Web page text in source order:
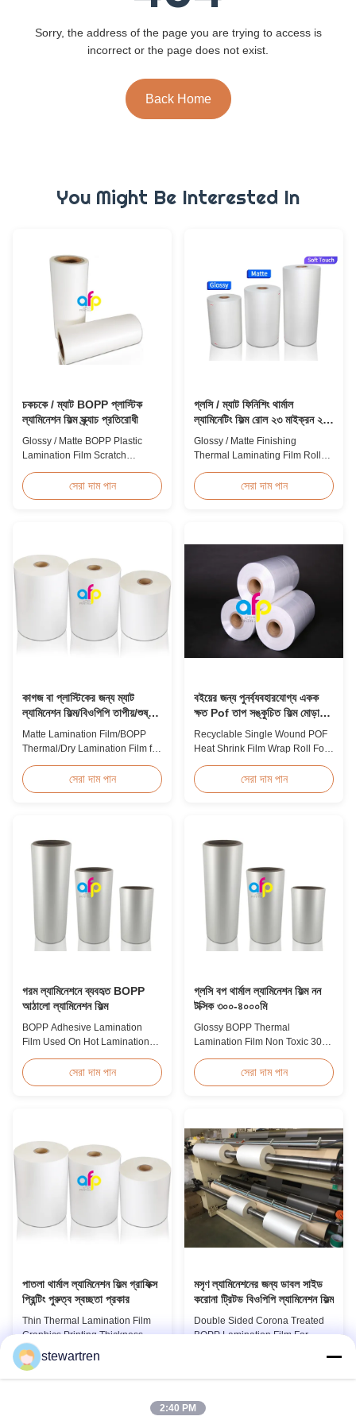
Sorry, the address of the page you are trying to access is
incorrect or the page does not exist.
Back Home
You Might Be Interested In
চকচকে / ম্যাট BOPP প্লাস্টিক
ল্যামিনেশন ফিল্ম স্ক্র্যাচ প্রতিরোধী
Glossy / Matte BOPP Plastic
Lamination Film Scratch
Plastic Lamination Film Scratch
Resistant Film Product
1000mm Thickness 24micron -
32micron Roll Length 300m -
4000m Core Size 1 inch ...
সেরা দাম পান
গ্লসি / ম্যাট ফিনিশিং থার্মাল
ল্যামিনেটিং ফিল্ম রোল ২৩ মাইক্রন ২৫
মাইক্রন
Glossy / Matte Finishing
Thermal Laminating Film Roll
Thermal Laminating Film Roll
Thermal Laminating Film Roll is
machines. Available in two
finishings: Glossy (also called
সেরা দাম পান
কাগজ বা প্লাস্টিকের জন্য ম্যাট
ল্যামিনেশন ফিল্ম/বিওপিপি তাপীয়/শুষ্ক
ল্যামিনেশন ফিল্ম
Matte Lamination Film/BOPP
Thermal/Dry Lamination Film for
Lamination Film/BOPP
Thermal/Dry Lamination Film for
42dynes Excellent Performance
at UV Spot and Hot Stamping!
FDA PASSED What is BOPP ...
সেরা দাম পান
বইয়ের জন্য পুনর্ব্যবহারযোগ্য একক
ক্ষত Pof তাপ সঙ্কুচিত ফিল্ম মোড়ানো
রোল
Recyclable Single Wound POF
Heat Shrink Film Wrap Roll For
Polyolefin POF Heat Shrink
Wrap Film is the most widely
tamper-evident. This clear,
elastic film with smooth texture
is composed ...
সেরা দাম পান
গরম ল্যামিনেশনে ব্যবহৃত BOPP
আঠালো ল্যামিনেশন ফিল্ম
BOPP Adhesive Lamination
Film Used On Hot Lamination
suitable for various printing
methods, particularly offset
polypropylene) serves as the
base film produced through
extrusion coating ...
সেরা দাম পান
গ্লসি বপ থার্মাল ল্যামিনেশন ফিল্ম নন
টক্সিক ৩০০-৪০০০মি
Glossy BOPP Thermal
Lamination Film Non Toxic 300-
BOPP Film For Thermal
Lamination Non-toxic, pollution-
resistance, long ageing of
corona, few defects and good
tearing off. This product is
mainly used for the composition
...
সেরা দাম পান
পাতলা থার্মাল ল্যামিনেশন ফিল্ম গ্রাফিক্স
প্রিন্টিং পুরুত্ব স্বচ্ছতা প্রকার
Thin Thermal Lamination Film
Graphics Printing Thickness
Transparency Type Product
Overview Soft thin plastic film
thermal lamination film
মসৃণ ল্যামিনেশনের জন্য ডাবল সাইড
করোনা ট্রিটড বিওপিপি ল্যামিনেশন ফিল্ম
Double Sided Corona Treated
BOPP Lamination Film For
Lamination Films are
Extrusion technology, ensuring
stewartren
2:40 PM